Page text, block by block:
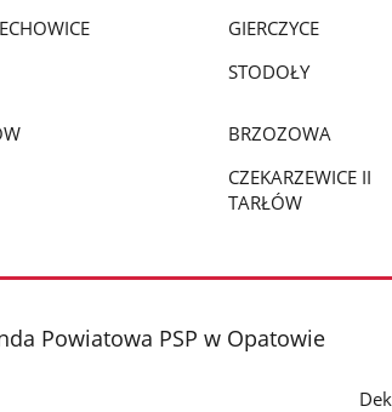
GIERCZYCE
STODOŁY
BRZOZOWA
CZEKARZEWICE II
TARŁÓW
Powiatowa PSP w Opatowie